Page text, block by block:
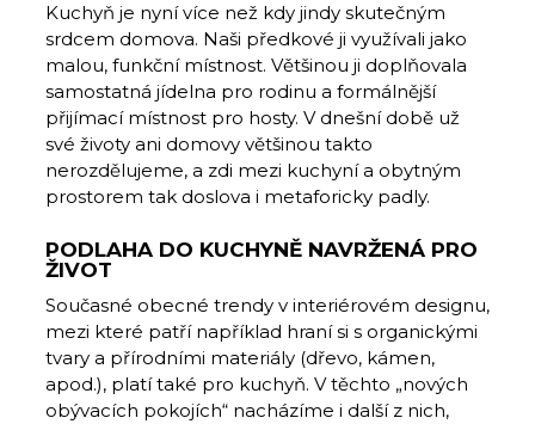
Kuchyň je nyní více než kdy jindy skutečným
srdcem domova. Naši předkové ji využívali jako
malou, funkční místnost. Většinou ji doplňovala
samostatná jídelna pro rodinu a formálnější
přijímací místnost pro hosty. V dnešní době už
své životy ani domovy většinou takto
nerozdělujeme, a zdi mezi kuchyní a obytným
prostorem tak doslova i metaforicky padly.
PODLAHA DO KUCHYNĚ NAVRŽENÁ PRO
ŽIVOT
Současné obecné trendy v interiérovém designu,
mezi které patří například hraní si s organickými
tvary a přírodními materiály (dřevo, kámen,
apod.), platí také pro kuchyň. V těchto „nových
obývacích pokojích“ nacházíme i další z nich,